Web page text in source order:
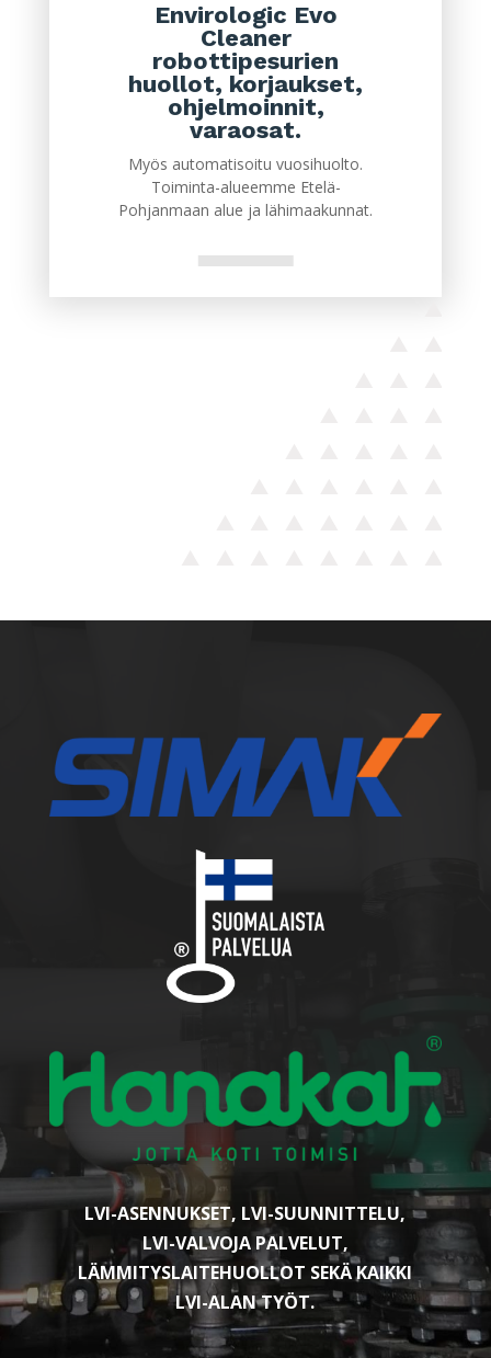
Envirologic Evo
Cleaner
robottipesurien
huollot, korjaukset,
ohjelmoinnit,
varaosat.
Myös automatisoitu vuosihuolto.
Toiminta-alueemme Etelä-
Pohjanmaan alue ja lähimaakunnat.
LVI-ASENNUKSET, LVI-SUUNNITTELU,
LVI-VALVOJA PALVELUT,
LÄMMITYSLAITEHUOLLOT SEKÄ KAIKKI
LVI-ALAN TYÖT.